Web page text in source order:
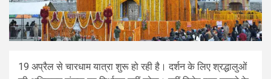
19 अप्रैल से चारधाम यात्रा शुरू हो रही है। दर्शन के लिए श्रद्धालुओं